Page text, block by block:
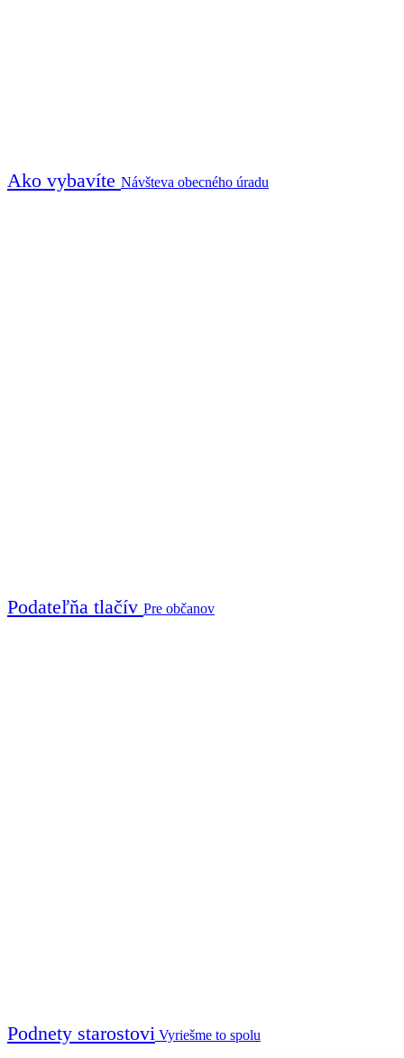
Ako vybavíte Návšteva obecného úradu
Podateľňa tlačív Pre občanov
Podnety starostovi Vyriešme to spolu